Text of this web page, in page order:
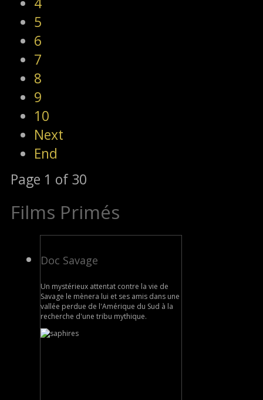
5
6
7
8
9
10
Next
End
Page 1 of 30
Films Primés
Doc Savage
Un mystérieux attentat contre la vie de
Savage le mènera lui et ses amis dans une
vallée perdue de l'Amérique du Sud à la
recherche d'une tribu mythique.